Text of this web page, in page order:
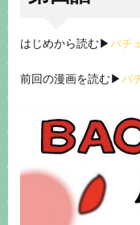
はじめから読む▶︎バチ
前回の漫画を読む▶︎バ